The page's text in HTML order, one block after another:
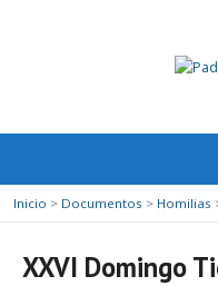
Inicio > Documentos > Homilias
XXVI Domingo